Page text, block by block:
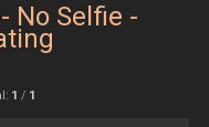
No Selfie -
1 / 1